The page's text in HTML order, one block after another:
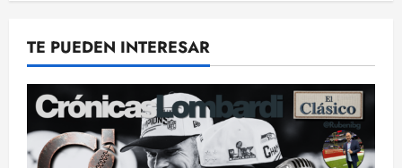
TE PUEDEN INTERESAR